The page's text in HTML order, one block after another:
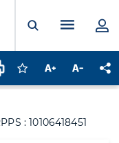
Ouvrir laMenu
Connectez-vous
Augmenter la
: 10106418451